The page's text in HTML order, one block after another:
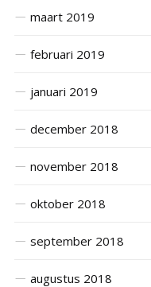
maart 2019
februari 2019
januari 2019
december 2018
november 2018
oktober 2018
september 2018
augustus 2018